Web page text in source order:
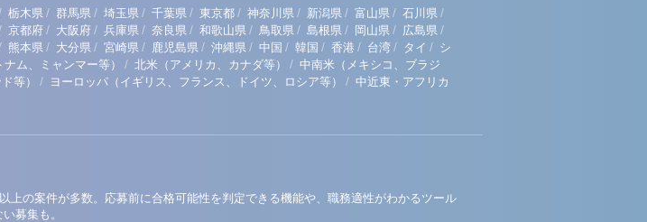
栃木県 / 群馬県 / 埼玉県 / 千葉県 / 東京都 / 神奈川県 / 新潟県 / 富山県 / 石川県 /
京都府 / 大阪府 / 兵庫県 / 奈良県 / 和歌山県 / 鳥取県 / 島根県 / 岡山県 / 広島県 /
熊本県 / 大分県 / 宮崎県 / 鹿児島県 / 沖縄県 / 中国 / 韓国 / 香港 / 台湾 / タイ / シ
ム、ミャンマー等） / 北米（アメリカ、カナダ等） / 中南米（メキシコ、ブラジ
等） / ヨーロッパ（イギリス、フランス、ドイツ、ロシア等） / 中近東・アフリカ
の案件が多数。応募前に合格可能性を判定できる機能や、職務適性がわかるツール
募集も。